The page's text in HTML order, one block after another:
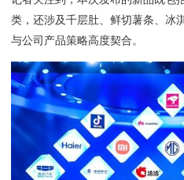
类，还涉及千层肚、鲜切薯条、冰
与公司产品策略高度契合。